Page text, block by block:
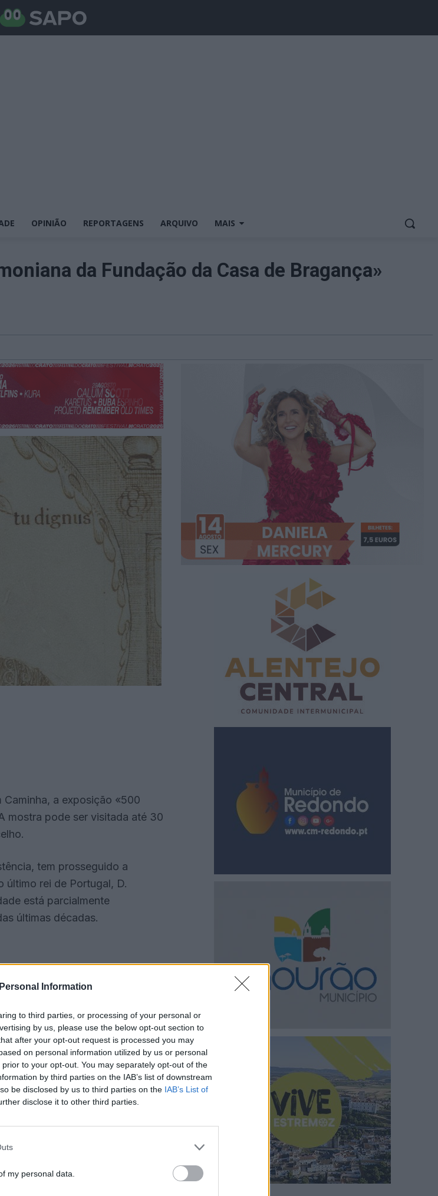
Information
to third parties, or processing of your personal or
by us, please use the below opt-out section to
after your opt-out request is processed you may
on personal information utilized by us or personal
to your opt-out. You may separately opt-out of the
by third parties on the IAB’s list of downstream
be disclosed by us to third parties on the IAB’s List of
disclose it to other third parties.
my personal data.
OPINIÃO REPORTAGENS ARQUIVO MAIS
da Fundação da Casa de Bragança»
Caminha, a exposição «500
mostra pode ser visitada até 30
tem prosseguido a
último rei de Portugal, D.
está parcialmente
últimas décadas.
de Luís de Camões e dá a
da iconografia a ele
de D. Manuel II e da Fundação
livros, apresentações,